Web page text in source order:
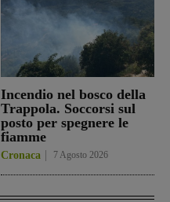
Incendio nel bosco della
Trappola. Soccorsi sul
posto per spegnere le
fiamme
Cronaca 7 Agosto 2026